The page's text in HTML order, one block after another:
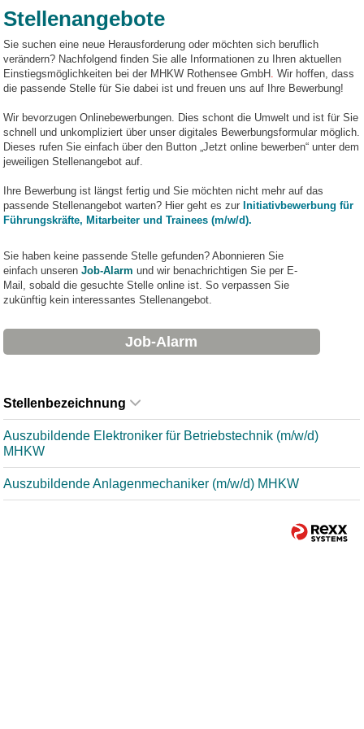
Stellenangebote
Sie suchen eine neue Herausforderung oder möchten sich beruflich
verändern? Nachfolgend finden Sie alle Informationen zu Ihren aktuellen
Einstiegsmöglichkeiten bei der MHKW Rothensee GmbH .Wir hoffen, dass
die passende Stelle für Sie dabei ist und freuen uns auf Ihre Bewerbung!
Wir bevorzugen Onlinebewerbungen. Dies schont die Umwelt und ist für Sie
schnell und unkompliziert über unser digitales Bewerbungsformular möglich.
Dieses rufen Sie einfach über den Button „Jetzt online bewerben“ unter dem
jeweiligen Stellenangebot auf.
Ihre Bewerbung ist längst fertig und Sie möchten nicht mehr auf das
passende Stellenangebot warten? Hier geht es zur Initiativbewerbung für
Führungskräfte, Mitarbeiter und Trainees (m/w/d).
Sie haben keine passende Stelle gefunden? Abonnieren Sie
einfach unserenJob-Alarm und wir benachrichtigen Sie per E-
Mail, sobald die gesuchte Stelle online ist. So verpassen Sie
zukünftig kein interessantes Stellenangebot.
Job-Alarm
Stellenbezeichnung
Auszubildende Elektroniker für Betriebstechnik (m/w/d)
MHKW
Auszubildende Anlagenmechaniker (m/w/d) MHKW